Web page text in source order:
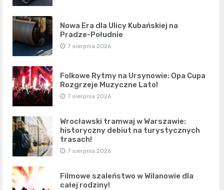
Nowa Era dla Ulicy Kubańskiej na
Pradze-Południe
7 sierpnia 2026
Folkowe Rytmy na Ursynowie: Opa Cupa
Rozgrzeje Muzyczne Lato!
7 sierpnia 2026
Wrocławski tramwaj w Warszawie:
historyczny debiut na turystycznych
trasach!
7 sierpnia 2026
Filmowe szaleństwo w Wilanowie dla
całej rodziny!